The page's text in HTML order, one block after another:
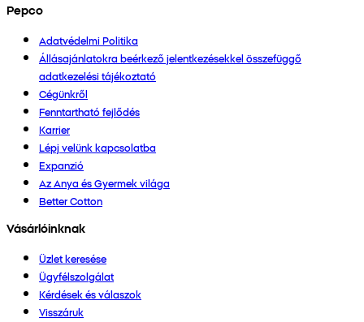
Pepco
Adatvédelmi Politika
Állásajánlatokra beérkező jelentkezésekkel összefüggő
adatkezelési tájékoztató
Cégünkről
Fenntartható fejlődés
Karrier
Lépj velünk kapcsolatba
Expanzió
Az Anya és Gyermek világa
Better Cotton
Vásárlóinknak
Üzlet keresése
Ügyfélszolgálat
Kérdések és válaszok
Visszáruk